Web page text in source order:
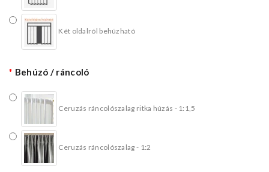
Két oldalról behúzható
Behúzó / ráncoló
Ceruzás ráncolószalag ritka húzás - 1:1,5
Ceruzás ráncolószalag - 1:2